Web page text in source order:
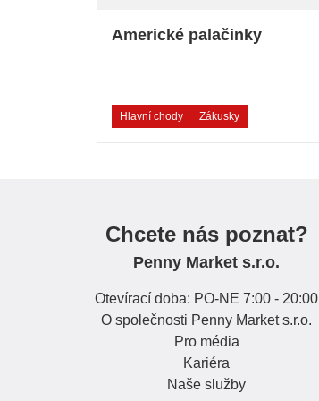
Americké palačinky
Hlavní chody Zákusky
Chcete nás poznat?
Penny Market s.r.o.
Otevírací doba: PO-NE 7:00 - 20:00
O společnosti Penny Market s.r.o.
Pro média
Kariéra
Naše služby